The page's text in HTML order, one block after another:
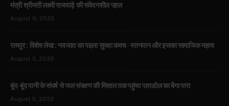
मंत्री श्रीमती लक्ष्मी राजवाड़े की संवेदनशील पहल
August 6, 2026
रायपुर : विशेष लेख : नवजात का पहला सुरक्षा कवच- स्तनपान और इसका सामाजिक महत्व
August 5, 2026
बूंद-बूंद पानी के संघर्ष से जल संरक्षण की मिसाल तक पहुंचा पाराडोल का बैगा पारा
August 5, 2026